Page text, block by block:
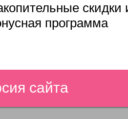
скидки
программа
сайта